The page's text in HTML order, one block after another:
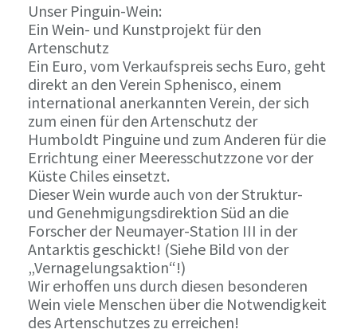
Unser Pinguin-Wein:
Ein Wein- und Kunstprojekt für den
Artenschutz
Ein Euro, vom Verkaufspreis sechs Euro, geht
direkt an den Verein Sphenisco, einem
international anerkannten Verein, der sich
zum einen für den Artenschutz der
Humboldt Pinguine und zum Anderen für die
Errichtung einer Meeresschutzzone vor der
Küste Chiles einsetzt.
Dieser Wein wurde auch von der Struktur-
und Genehmigungsdirektion Süd an die
Forscher der Neumayer-Station III in der
Antarktis geschickt! (Siehe Bild von der
„Vernagelungsaktion“!)
Wir erhoffen uns durch diesen besonderen
Wein viele Menschen über die Notwendigkeit
des Artenschutzes zu erreichen!